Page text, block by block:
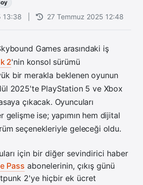
13:38 27 Temmuz 2025 12:48
Games arasındaki iş
2'nin konsol sürümü
bir merakla beklenen oyunun
2025'te PlayStation 5 ve Xbox
çıkacak. Oyuncuları
gelişme ise; yapımın hem dijital
seçenekleriyle geleceği oldu.
için bir diğer sevindirici haber
Pass abonelerinin, çıkış günü
2'ye hiçbir ek ücret